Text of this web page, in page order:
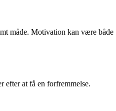
måde. Motivation kan være både
efter at få en forfremmelse.